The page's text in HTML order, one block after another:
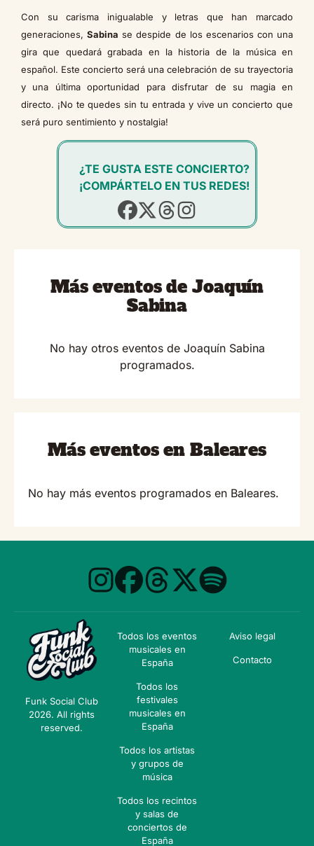
Con su carisma inigualable y letras que han marcado
generaciones,Sabina se despide de los escenarios con una
gira que quedará grabada en la historia de la música en
español. Este concierto será una celebración de su trayectoria
y una última oportunidad para disfrutar de su magia en
directo. ¡No te quedes sin tu entrada y vive un concierto que
será puro sentimiento y nostalgia!
¿TE GUSTA ESTE CONCIERTO?
¡COMPÁRTELO EN TUS REDES!
Más eventos de Joaquín
Sabina
No hay otros eventos de Joaquín Sabina
programados.
Más eventos en Baleares
No hay más eventos programados en Baleares.
Funk Social Club
2026. All rights
reserved.
Todos los eventos
musicales en
España
Todos los
festivales
musicales en
España
Todos los artistas
y grupos de
música
Todos los recintos
y salas de
conciertos de
España
Aviso legal
Contacto